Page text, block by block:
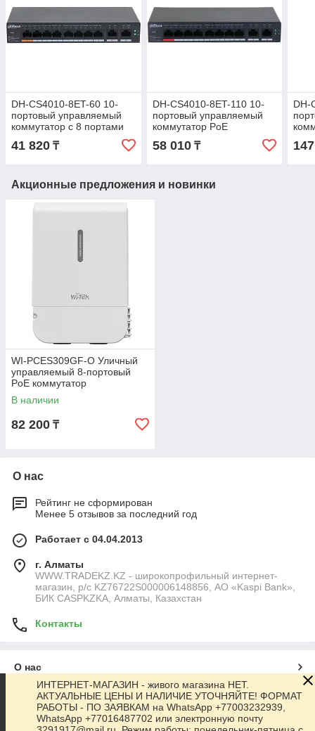
DH-CS4010-8ET-60 10-
портовый управляемый
коммутатор с 8 портами
41 820 ₸
DH-CS4010-8ET-110 10-
портовый управляемый
коммутатор PoE
58 010₸
DH-
Акционные предложения и новинки
WI-PCES309GF-O Уличный
управляемый 8-портовый
PoE коммутатор
В наличии
82 200 ₸
О нас
Рейтинг не сформирован
Менее 5 отзывов за последний год
Работает с 04.04.2013
г. Алматы
WWW.TRADEKZ.KZ - широкопрофильный интернет-
магазин, р/с KZ76722S000006148856, АО «Kaspi Bank»,
БИК CASPKZKA, Алматы, Казахстан
Контакты
О нас
Контакты
ИНТЕРНЕТ-МАГАЗИН - живого магазина НЕТ.
АКТУАЛЬНЫЕ ЦЕНЫ И НАЛИЧИЕ УТОЧНЯЙТЕ! ФОРМАТ
РАБОТЫ - ПО ЗАЯВКАМ на WhatsApp +77003232939,
WhatsApp +77016487702 или электронную почту